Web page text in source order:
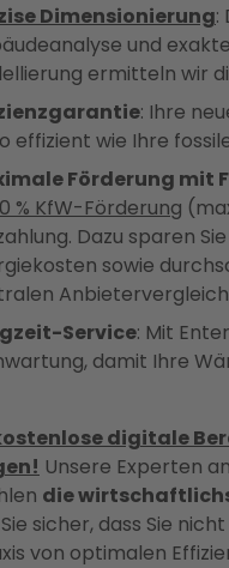
Dimensionierung:
und
ermitteln wir
: Ihre
effizient wie Ihre
Förderung mit
% KfW-Förderung
Dazu sparen
sowie
Service: Mit
damit Ihre
digitale
Unsere Experten
die
sicher, dass Sie
von optimalen